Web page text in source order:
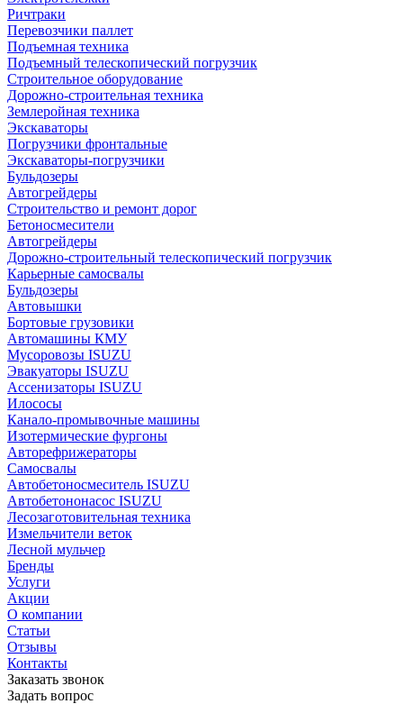
Ричтраки
Перевозчики паллет
Подъемная техника
Подъемный телескопический погрузчик
Строительное оборудование
Дорожно-строительная техника
Землеройная техника
Экскаваторы
Погрузчики фронтальные
Экскаваторы-погрузчики
Бульдозеры
Автогрейдеры
Строительство и ремонт дорог
Бетоносмесители
Автогрейдеры
Дорожно-строительный телескопический погрузчик
Карьерные самосвалы
Бульдозеры
Автовышки
Бортовые грузовики
Автомашины КМУ
Мусоровозы ISUZU
Эвакуаторы ISUZU
Ассенизаторы ISUZU
Илососы
Канало-промывочные машины
Изотермические фургоны
Авторефрижераторы
Самосвалы
Автобетоносмеситель ISUZU
Автобетононасос ISUZU
Лесозаготовительная техника
Измельчители веток
Лесной мульчер
Бренды
Услуги
Акции
О компании
Статьи
Отзывы
Контакты
Заказать звонок
Задать вопрос